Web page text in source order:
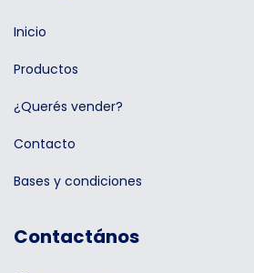
Inicio
Productos
¿Querés vender?
Contacto
Bases y condiciones
Contactános